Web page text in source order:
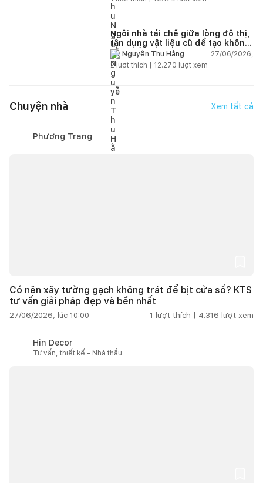
Ngôi nhà tái chế giữa lòng đô thị,
tận dụng vật liệu cũ để tạo không
gian sống linh hoạt
Nguyễn Thu Hằng
27/06/2026,
2lượt thích | 12.270 lượt xem
Chuyện nhà Xem tất cả
Phương Trang
Có nên xây tường gạch không trát để bịt cửa sổ? KTS
tư vấn giải pháp đẹp và bền nhất
27/06/2026, lúc 10:00 1 lượt thích | 4.316 lượt xem
Hin Decor
Tư vấn, thiết kế - Nhà thầu